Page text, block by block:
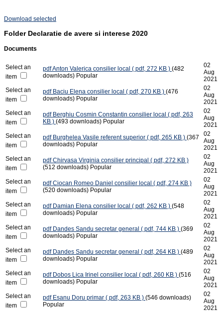
Download selected
Folder Declaratie de avere si interese 2020
Documents
Select an
item
pdfAnton Valerica consilier local ( pdf, 272 KB ) (482
downloads) Popular
02
Aug
2021
Select an
item
pdf Baciu Elena consilier local ( pdf, 270 KB ) (476
downloads) Popular
02
Aug
2021
Select an
item
pdf Berghiu Cosmin Constantin consilier local ( pdf, 263
KB ) (493 downloads) Popular
02
Aug
2021
Select an
item
pdf Burghelea Vasile referent superior ( pdf, 265 KB ) (367
downloads) Popular
02
Aug
2021
Select an
item
pdf Chirvasa Virginia consilier principal ( pdf, 272 KB )
(512 downloads) Popular
02
Aug
2021
Select an
item
pdf Ciocan Romeo Daniel consilier local ( pdf, 274 KB )
(520 downloads) Popular
02
Aug
2021
Select an
item
pdf Damian Elena consilier local ( pdf, 262 KB ) (548
downloads) Popular
02
Aug
2021
Select an
item
pdf Dandes Sandu secretar general ( pdf, 744 KB ) (369
downloads) Popular
02
Aug
2021
Select an
item
pdf Dandes Sandu secretar general ( pdf, 264 KB ) (489
downloads) Popular
02
Aug
2021
Select an
item
pdf Dobos Lica Irinel consilier local ( pdf, 260 KB ) (516
downloads) Popular
02
Aug
2021
Select an
item
pdf Esanu Doru primar ( pdf, 263 KB ) (546 downloads)
Popular
02
Aug
2021